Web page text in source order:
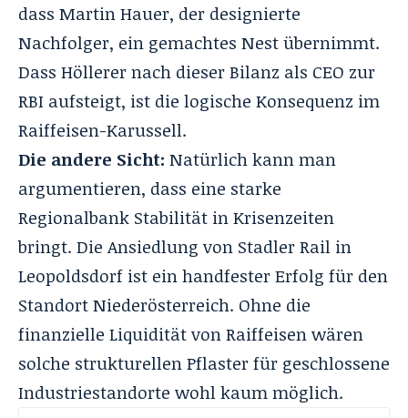
dass Martin Hauer, der designierte
Nachfolger, ein gemachtes Nest übernimmt.
Dass Höllerer nach dieser Bilanz als CEO zur
RBI aufsteigt, ist die logische Konsequenz im
Raiffeisen-Karussell.
Die andere Sicht: Natürlich kann man
argumentieren, dass eine starke
Regionalbank Stabilität in Krisenzeiten
bringt. Die Ansiedlung von Stadler Rail in
Leopoldsdorf ist ein handfester Erfolg für den
Standort Niederösterreich. Ohne die
finanzielle Liquidität von Raiffeisen wären
solche strukturellen Pflaster für geschlossene
Industriestandorte wohl kaum möglich.